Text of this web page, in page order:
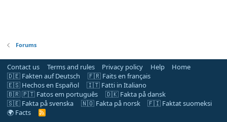
Forums
Contact us Terms and rules Privacy policy Help
Home
🇩🇪 Fakten auf Deutsch
🇫🇷 Faits en français
🇪🇸 Hechos en Español
🇮🇹 Fatti in Italiano
🇧🇷 🇵🇹 Fatos em português
🇩🇰 Fakta på dansk
🇸🇪 Fakta på svenska
🇳🇴 Fakta på norsk
🇫🇮 Faktat suomeksi
🌍 Facts
R